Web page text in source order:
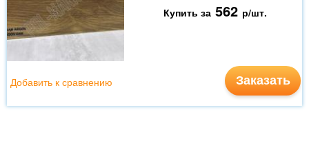
Купить за 562 р/шт.
Заказать
Добавить к сравнению